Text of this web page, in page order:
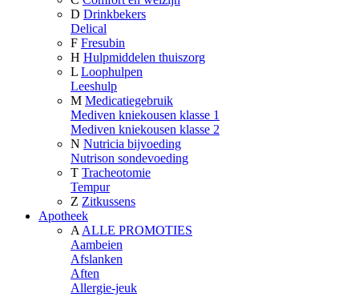
D Drinkbekers
Delical
F Fresubin
H Hulpmiddelen thuiszorg
L Loophulpen
Leeshulp
M Medicatiegebruik
Mediven kniekousen klasse 1
Mediven kniekousen klasse 2
N Nutricia bijvoeding
Nutrison sondevoeding
T Tracheotomie
Tempur
Z Zitkussens
Apotheek
A ALLE PROMOTIES
Aambeien
Afslanken
Aften
Allergie-jeuk